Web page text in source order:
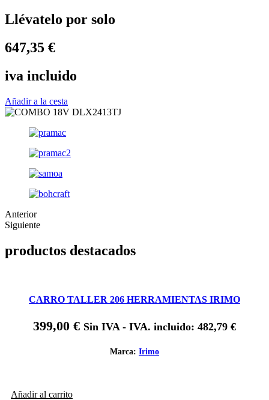
Llévatelo por solo
647,35 €
iva incluido
Añadir a la cesta
Anterior
Siguiente
productos destacados
CARRO TALLER 206 HERRAMIENTAS IRIMO
399,00 € Sin IVA - IVA. incluido: 482,79 €
Marca: Irimo
Añadir al carrito